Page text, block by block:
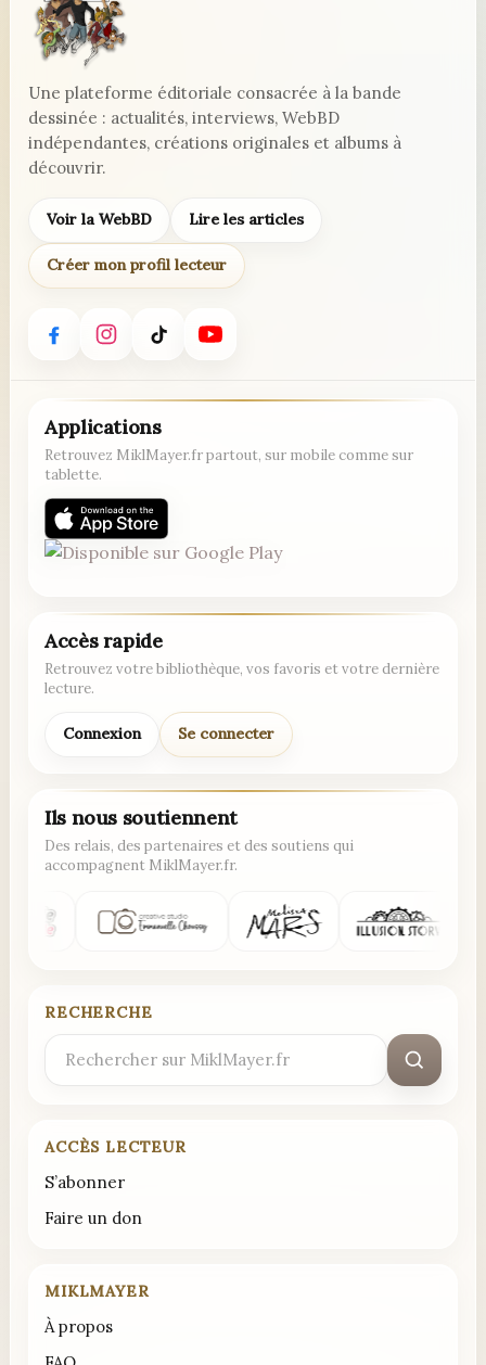
Une plateforme éditoriale consacrée à la bande
dessinée : actualités, interviews, WebBD
indépendantes, créations originales et albums à
découvrir.
Voir la WebBD Lire les articles
Créer mon profil lecteur
Applications
Retrouvez MiklMayer.fr partout, sur mobile comme sur
tablette.
Accès rapide
Retrouvez votre bibliothèque, vos favoris et votre dernière
lecture.
Connexion Se connecter
Ils nous soutiennent
Des relais, des partenaires et des soutiens qui
accompagnent MiklMayer.fr.
RECHERCHE
Rechercher
ACCÈS LECTEUR
S’abonner
Faire un don
MIKLMAYER
À propos